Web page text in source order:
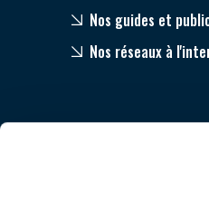
Nos guides et
Nos réseaux à